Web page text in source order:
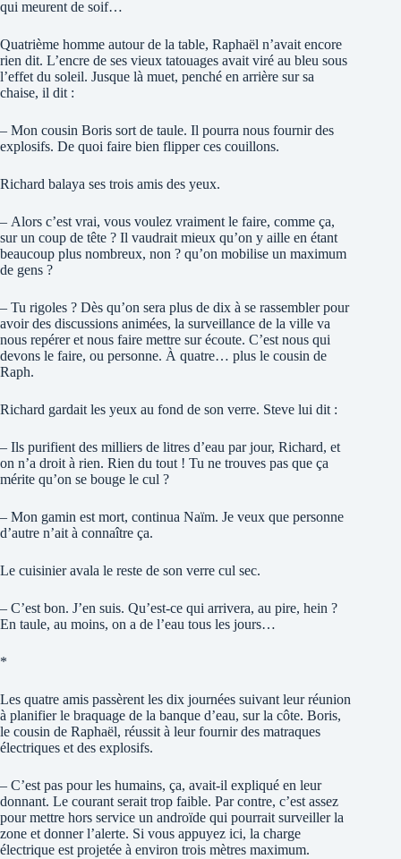
qui meurent de soif…
Quatrième homme autour de la table, Raphaël n’avait encore
rien dit. L’encre de ses vieux tatouages avait viré au bleu sous
l’effet du soleil. Jusque là muet, penché en arrière sur sa
chaise, il dit :
– Mon cousin Boris sort de taule. Il pourra nous fournir des
explosifs. De quoi faire bien flipper ces couillons.
Richard balaya ses trois amis des yeux.
– Alors c’est vrai, vous voulez vraiment le faire, comme ça,
sur un coup de tête ? Il vaudrait mieux qu’on y aille en étant
beaucoup plus nombreux, non ? qu’on mobilise un maximum
de gens ?
– Tu rigoles ? Dès qu’on sera plus de dix à se rassembler pour
avoir des discussions animées, la surveillance de la ville va
nous repérer et nous faire mettre sur écoute. C’est nous qui
devons le faire, ou personne. À quatre… plus le cousin de
Raph.
Richard gardait les yeux au fond de son verre. Steve lui dit :
– Ils purifient des milliers de litres d’eau par jour, Richard, et
on n’a droit à rien. Rien du tout ! Tu ne trouves pas que ça
mérite qu’on se bouge le cul ?
– Mon gamin est mort, continua Naïm. Je veux que personne
d’autre n’ait à connaître ça.
Le cuisinier avala le reste de son verre cul sec.
– C’est bon. J’en suis. Qu’est-ce qui arrivera, au pire, hein ?
En taule, au moins, on a de l’eau tous les jours…
*
Les quatre amis passèrent les dix journées suivant leur réunion
à planifier le braquage de la banque d’eau, sur la côte. Boris,
le cousin de Raphaël, réussit à leur fournir des matraques
électriques et des explosifs.
– C’est pas pour les humains, ça, avait-il expliqué en leur
donnant. Le courant serait trop faible. Par contre, c’est assez
pour mettre hors service un androïde qui pourrait surveiller la
zone et donner l’alerte. Si vous appuyez ici, la charge
électrique est projetée à environ trois mètres maximum.